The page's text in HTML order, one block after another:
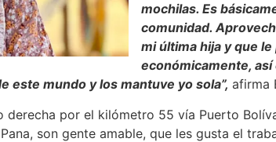
mochilas. Es
comunidad.
mi última hija y que
económicamente,
este mundo y los mantuve yo sola”, afirma
derecha por el kilómetro 55 vía Puerto
son gente amable, que les gusta el